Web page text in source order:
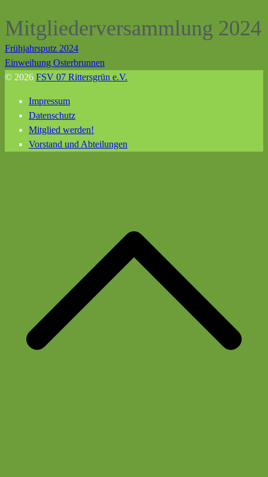
Mitgliederversammlung 2024
Beitragsnavigation
Frühjahrsputz 2024
Einweihung Osterbrunnen
© 2026 FSV 07 Rittersgrün e.V.
Impressum
Datenschutz
Mitglied werden!
Vorstand und Abteilungen